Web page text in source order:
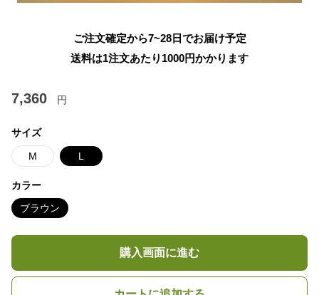
ご注文確定から7~28日でお届け予定
送料は1注文あたり 1000円かかります
7,360 円
サイズ
M L
カラー
ブラウン
購入画面に進む